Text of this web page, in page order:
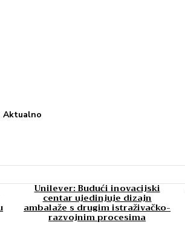
Aktualno
Unilever: Budući inovacijski
centar ujedinjuje dizajn
ambalaže s drugim istraživačko-
razvojnim procesima